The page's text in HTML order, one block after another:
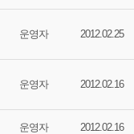
운영자 2012.02.25
운영자 2012.02.16
운영자 2012.02.16